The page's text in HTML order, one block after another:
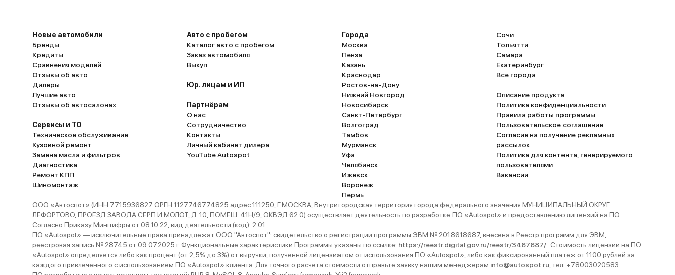
Новые автомобили
Бренды
Кредиты
Сравнения моделей
Отзывы об авто
Дилеры
Лучшие авто
Отзывы об автосалонах
Сервисы и ТО
Техническое обслуживание
Кузовной ремонт
Замена масла и фильтров
Диагностика
Ремонт КПП
Шиномонтаж
Авто с пробегом
Каталог авто с пробегом
Заказ автомобиля
Выкуп
Юр. лицам и ИП
Партнёрам
О нас
Сотрудничество
Контакты
Личный кабинет дилера
YouTube Autospot
Города
Москва
Пенза
Казань
Краснодар
Ростов-на-Дону
Нижний Новгород
Новосибирск
Санкт-Петербург
Волгоград
Тамбов
Мурманск
Уфа
Челябинск
Ижевск
Воронеж
Пермь
Сочи
Тольятти
Самара
Екатеринбург
Все города
Описание продукта
Политика конфиденциальности
Правила работы программы
Пользовательское соглашение
Согласие на получение рекламных
рассылок
Политика для контента, генерируемого
пользователями
Вакансии
ООО «Автоспот» (ИНН 7715936827 ОРГН 1127746774825 адрес 111250, Г.МОСКВА, Внутригородская территория города федерального значения МУНИЦИПАЛЬНЫЙ ОКРУГ
ЛЕФОРТОВО, ПРОЕЗД ЗАВОДА СЕРП И МОЛОТ, Д. 10, ПОМЕЩ. 41Н/9, ОКВЭД 62.0) осуществляет деятельность по разработке ПО «Autospot» и предоставлению лицензий на ПО.
Согласно Приказу Минцифры от 08.10.22, вид деятельности (код): 2.01.
ПО «Autospot» — исключительные права принадлежат ООО "Автоспот": свидетельство о регистрации программы ЭВМ № 2018618687, внесена в Реестр программ для ЭВМ,
реестровая запись № 28745 от 09.07.2025 г. Функциональные характеристики Программы указаны по ссылке: https://reestr.digital.gov.ru/reestr/3467687/ . Стоимость лицензии на ПО
«Autospot» определяется либо как процент (от 2,5% до 3%) от выручки, полученной лицензиатом от использования ПО «Autospot», либо как фиксированный платеж от 1100 рублей за
каждого привлеченного с использованием ПО «Autospot» клиента. Для точного расчета стоимости отправьте заявку нашим менеджерам info@autospot.ru , тел. +78003020583